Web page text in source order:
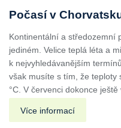
Počasí v
Kontinentální a středozemní
jediném. Velice teplá léta a
k nejvyhledávanějším
však musíte s tím, že teploty
°C. V červenci dokonce
Více informací